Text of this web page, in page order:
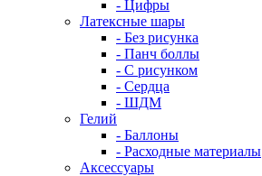
- Цифры
Латексные шары
- Без рисунка
- Панч боллы
- С рисунком
- Сердца
- ШДМ
Гелий
- Баллоны
- Расходные материалы
Аксессуары